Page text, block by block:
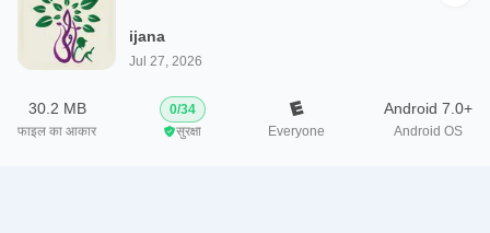
ijana
Jul 27, 2026
30.2 MB
फाइल का आकार
0/34
सुरक्षा
Everyone
Android 7.0+
Android OS